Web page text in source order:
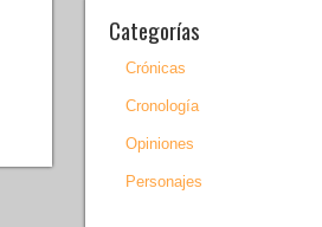
Categorías
Crónicas
Cronología
Opiniones
Personajes